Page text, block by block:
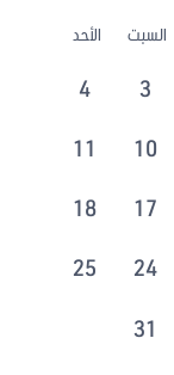
السبت الأحد
3
4
10
11
17
18
24
25
31